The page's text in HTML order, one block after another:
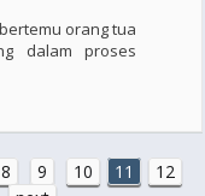
orang tua
dalam proses
8 9 10 11
12